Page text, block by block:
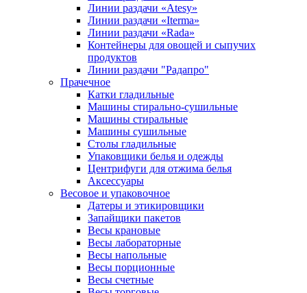
Линии раздачи «Atesy»
Линии раздачи «Iterma»
Линии раздачи «Rada»
Контейнеры для овощей и сыпучих
продуктов
Линии раздачи "Радапро"
Прачечное
Катки гладильные
Машины стирально-сушильные
Машины стиральные
Машины сушильные
Столы гладильные
Упаковщики белья и одежды
Центрифуги для отжима белья
Аксессуары
Весовое и упаковочное
Датеры и этикировщики
Запайщики пакетов
Весы крановые
Весы лабораторные
Весы напольные
Весы порционные
Весы счетные